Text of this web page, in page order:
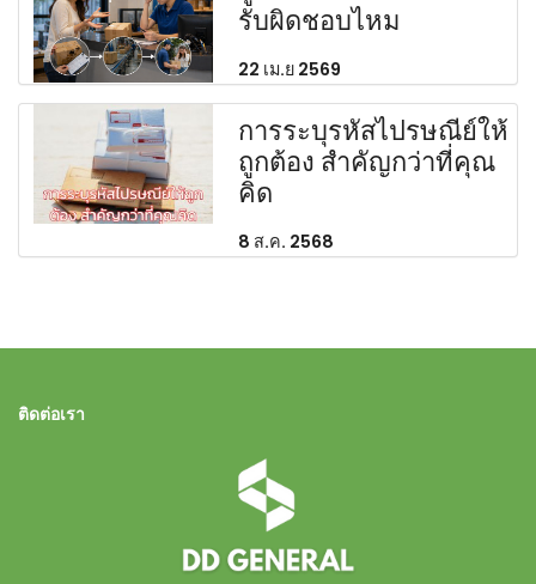
รับผิดชอบไหม
22 เม.ย 2569
การระบุรหัสไปรษณีย์ให้
ถูกต้อง สำคัญกว่าที่คุณ
คิด
8 ส.ค. 2568
ติดต่อเรา